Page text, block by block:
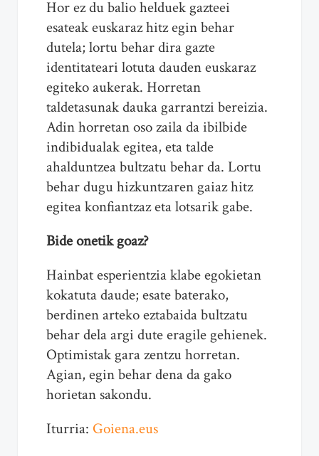
Hor ez du balio helduek gazteei
esateak euskaraz hitz egin behar
dutela; lortu behar dira gazte
identitateari lotuta dauden euskaraz
egiteko aukerak. Horretan
taldetasunak dauka garrantzi bereizia.
Adin horretan oso zaila da ibilbide
indibidualak egitea, eta talde
ahalduntzea bultzatu behar da. Lortu
behar dugu hizkuntzaren gaiaz hitz
egitea konfiantzaz eta lotsarik gabe.
Bide onetik goaz?
Hainbat esperientzia klabe egokietan
kokatuta daude; esate baterako,
berdinen arteko eztabaida bultzatu
behar dela argi dute eragile gehienek.
Optimistak gara zentzu horretan.
Agian, egin behar dena da gako
horietan sakondu.
Iturria: Goiena.eus